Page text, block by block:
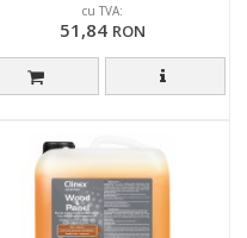
cu TVA:
51,84 RON